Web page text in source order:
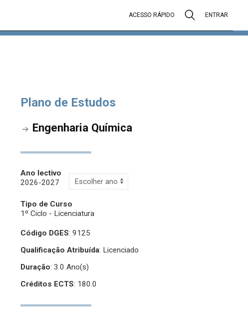
ACESSO RÁPIDO ENTRAR
Plano de Estudos
Engenharia Química
Ano lectivo
2026-2027
Tipo de Curso
1º Ciclo - Licenciatura
Código DGES: 9125
Qualificação Atribuída: Licenciado
Duração: 3.0 Ano(s)
Créditos ECTS: 180.0